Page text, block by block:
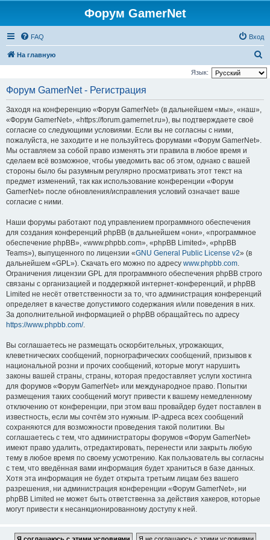
Форум GamerNet
FAQ Вход
На главную
о
Язык:
Форум GamerNet - Регистрация
Заходя на конференцию «Форум GamerNet» (в дальнейшем «мы», «наш»,
«Форум GamerNet», «https://forum.gamernet.ru»), вы подтверждаете своё
согласие со следующими условиями. Если вы не согласны с ними,
пожалуйста, не заходите и не пользуйтесь форумами «Форум GamerNet».
Мы оставляем за собой право изменять эти правила в любое время и
сделаем всё возможное, чтобы уведомить вас об этом, однако с вашей
стороны было бы разумным регулярно просматривать этот текст на
предмет изменений, так как использование конференции «Форум
GamerNet» после обновления/исправления условий означает ваше
согласие с ними.
Наши форумы работают под управлением программного обеспечения
для создания конференций phpBB (в дальнейшем «они», «программное
обеспечение phpBB», «www.phpbb.com», «phpBB Limited», «phpBB
Teams»), выпущенного по лицензии «GNU General Public License v2» (в
дальнейшем «GPL»). Скачать его можно по адресу www.phpbb.com.
Ограничения лицензии GPL для программного обеспечения phpBB строго
связаны с организацией и поддержкой интернет-конференций, и phpBB
Limited не несёт ответственности за то, что администрация конференций
определяет в качестве допустимого содержания и/или поведения в них.
За дополнительной информацией о phpBB обращайтесь по адресу
https://www.phpbb.com/.
Вы соглашаетесь не размещать оскорбительных, угрожающих,
клеветнических сообщений, порнографических сообщений, призывов к
национальной розни и прочих сообщений, которые могут нарушить
законы вашей страны, страны, которая предоставляет услуги хостинга
для форумов «Форум GamerNet» или международное право. Попытки
размещения таких сообщений могут привести к вашему немедленному
отключению от конференции, при этом ваш провайдер будет поставлен в
известность, если мы сочтём это нужным. IP-адреса всех сообщений
сохраняются для возможности проведения такой политики. Вы
соглашаетесь с тем, что администраторы форумов «Форум GamerNet»
имеют право удалить, отредактировать, перенести или закрыть любую
тему в любое время по своему усмотрению. Как пользователь вы согласны
с тем, что введённая вами информация будет храниться в базе данных.
Хотя эта информация не будет открыта третьим лицам без вашего
разрешения, ни администрация конференции «Форум GamerNet», ни
phpBB Limited не может быть ответственна за действия хакеров, которые
могут привести к несанкционированному доступу к ней.